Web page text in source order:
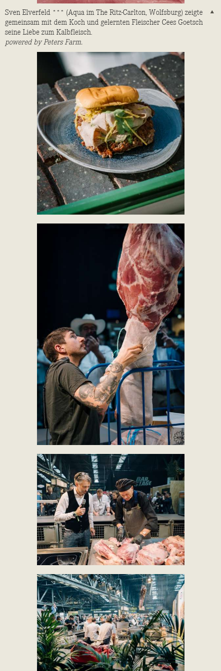
Sven Elverfeld *** (Aqua im The Ritz-­Carlton, Wolfsburg) zeigte
gemeinsam mit dem Koch und gelernten Fleischer Cees Goetsch
seine Liebe zum Kalbfleisch.
powered by Peters Farm.